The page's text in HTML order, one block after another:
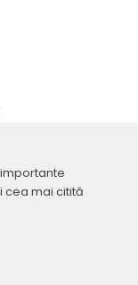
cea mai citită